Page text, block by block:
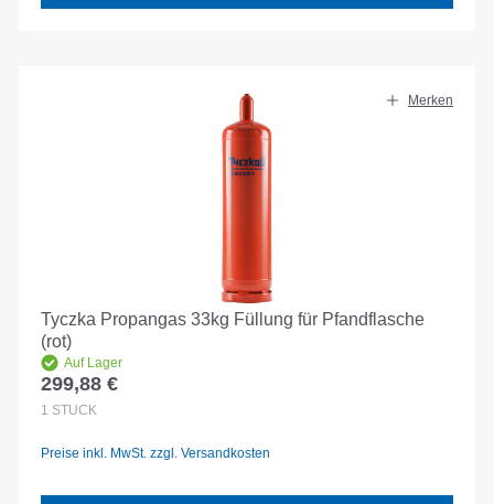
Merken
Tyczka Propangas 33kg Füllung für Pfandflasche
(rot)
Auf Lager
Regulärer Preis:
299,88 €
1 STÜCK
Preise inkl. MwSt. zzgl. Versandkosten